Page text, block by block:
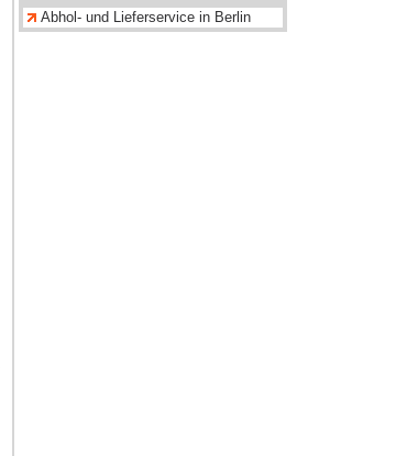
Abhol- und Lieferservice in Berlin